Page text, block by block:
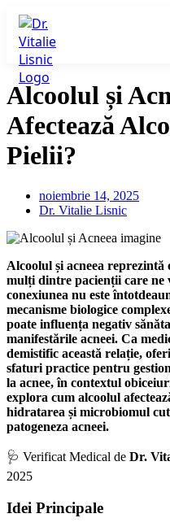
Alcoolul și
Afectează
Pielii?
noiembrie 14, 2025
Dr. Vitalie Lisnic
Alcoolul și acneea
mulți dintre pacienții care ne
conexiunea nu este
mecanisme biologice
poate influența negativ
manifestările acneei. Ca
demistific această relație,
sfaturi practice pentru
la acnee, în contextul
explora cum alcoolul
hidratarea și microbiomul
patogeneza acneei.
🩺 Verificat Medical de Dr.
2025
Idei Principale